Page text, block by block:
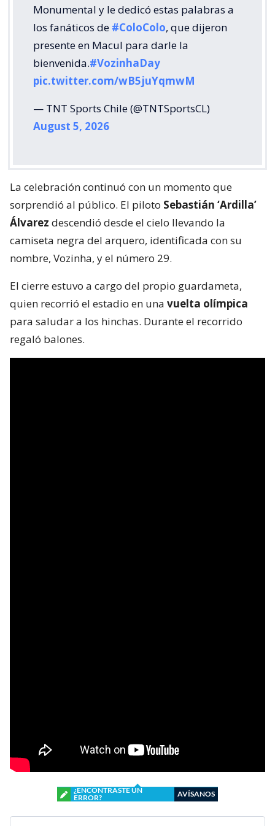
Monumental y le dedicó estas palabras a
los fanáticos de #ColoColo, que dijeron
presente en Macul para darle la
bienvenida.#VozinhaDay
pic.twitter.com/wB5juYqmwM
— TNT Sports Chile (@TNTSportsCL)
August 5, 2026
La celebración continuó con un momento que
sorprendió al público. El piloto Sebastián ‘Ardilla’
Álvarez descendió desde el cielo llevando la
camiseta negra del arquero, identificada con su
nombre, Vozinha, y el número 29.
El cierre estuvo a cargo del propio guardameta,
quien recorrió el estadio en una vuelta olímpica
para saludar a los hinchas. Durante el recorrido
regaló balones.
¿ENCONTRASTE UN
ERROR?
AVÍSANOS